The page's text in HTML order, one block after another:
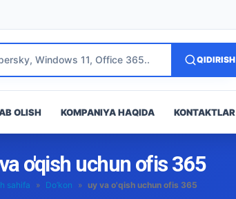
QIDIRISH
OLISH KOMPANIYA HAQIDA KONTAKTLAR
o'qish uchun ofis 365
sahifa » Do’kon » uy va o'qish uchun ofis 365